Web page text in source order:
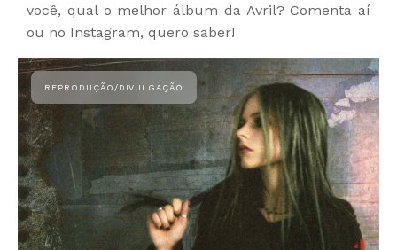
você, qual o melhor álbum da Avril? Comenta aí
ou no Instagram, quero saber!